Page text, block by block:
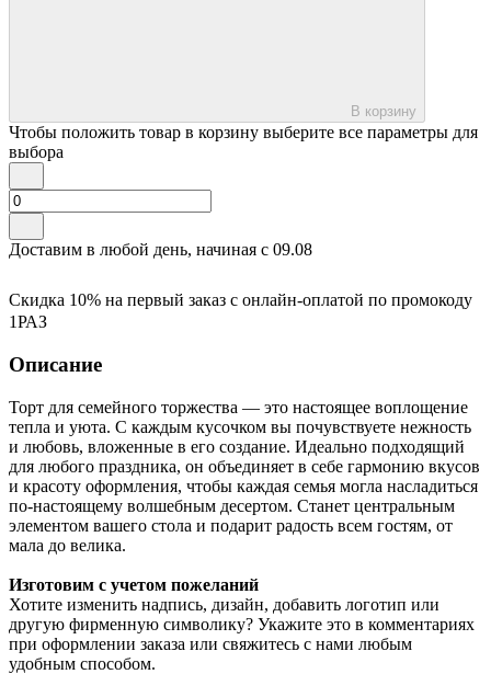
В корзину
Чтобы положить товар в корзину выберите все параметры для
выбора
Доставим в любой день, начиная с 09.08
Скидка 10% на первый заказ с онлайн-оплатой по промокоду
1РАЗ
Описание
Торт для семейного торжества — это настоящее воплощение
тепла и уюта. С каждым кусочком вы почувствуете нежность
и любовь, вложенные в его создание. Идеально подходящий
для любого праздника, он объединяет в себе гармонию вкусов
и красоту оформления, чтобы каждая семья могла насладиться
по-настоящему волшебным десертом. Станет центральным
элементом вашего стола и подарит радость всем гостям, от
мала до велика.
Изготовим с учетом пожеланий
Хотите изменить надпись, дизайн, добавить логотип или
другую фирменную символику? Укажите это в комментариях
при оформлении заказа или свяжитесь с нами любым
удобным способом.